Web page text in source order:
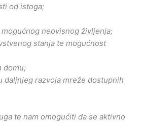
od istoga;
neovisnog življenja;
stanja te mogućnost
domu;
razvoja mreže dostupnih
te nam omogućiti da se aktivno